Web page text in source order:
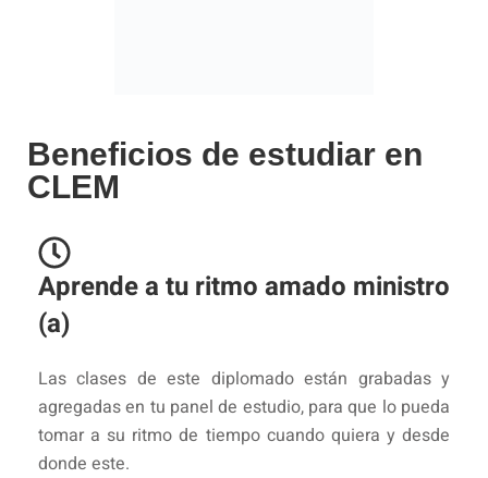
Beneficios de estudiar en
CLEM
Aprende a tu ritmo amado ministro
(a)
Las clases de este diplomado están grabadas y
agregadas en tu panel de estudio, para que lo pueda
tomar a su ritmo de tiempo cuando quiera y desde
donde este.